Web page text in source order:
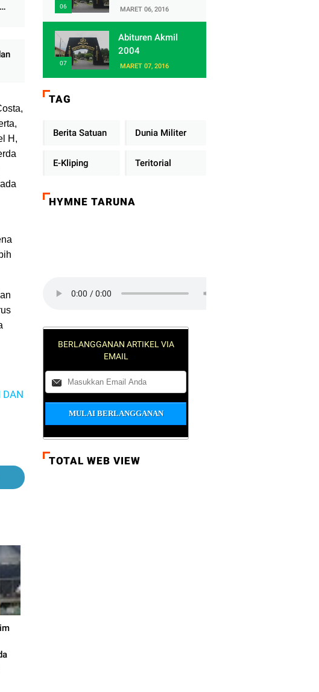
H,
JARAK
MARET 06, 2016
Abituren Akmil
2004
MARET 07, 2016
TAG
Berita Satuan Dunia Militer
E-Kliping Teritorial
HYMNE TARUNA
BERLANGGANAN ARTIKEL VIA
EMAIL
TOTAL WEB VIEW